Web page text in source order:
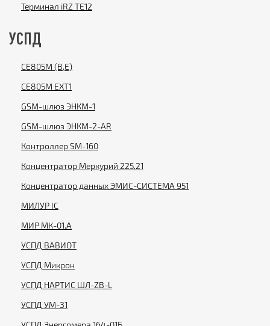
Терминал iRZ TE12
УСПД
CE805M (B,E)
CE805М EXT1
GSM-шлюз ЭНКМ-1
GSM-шлюз ЭНКМ-2-AR
Контроллер SM-160
Концентратор Меркурий 225.21
Концентратор данных ЭМИС-СИСТЕМА 951
МИЛУР IC
МИР МК-01.А
УСПД ВАВИОТ
УСПД Микрон
УСПД НАРТИС ШЛ-ZB-L
УСПД УМ-31